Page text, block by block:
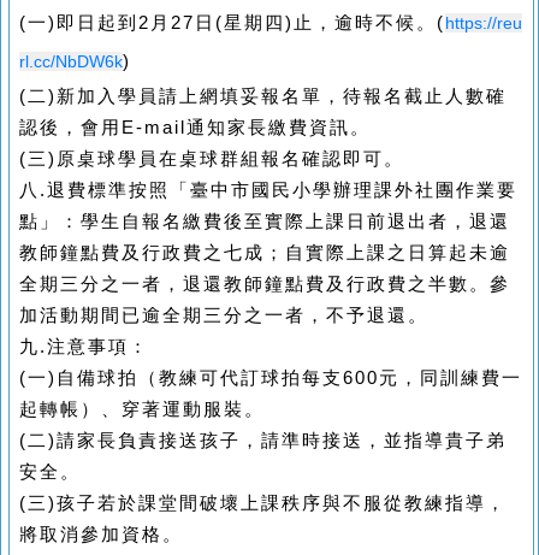
(一)即日起到2月27日(星期四)止，逾時不候。(https://reu
rl.cc/NbDW6k)
( 二)新加入學員請上網填妥報名單，待報名截止人數確
認後，會用E-mail通知家長繳費資訊。
(三)原桌球學員在桌球群組報名確認即可。
八.退費標準按照「臺中市國民小學辦理課外社團作業要
點」：學生自報名繳費後至實際上課日前退出者，退還
教師鐘點費及行政費之七成；自實際上課之日算起未逾
全期三分之一者，退還教師鐘點費及行政費之半數。參
加活動期間已逾全期三分之一者，不予退還。
九.注意事項：
(一)自備球拍（教練可代訂球拍每支600元，同訓練費一
起轉帳）、穿著運動服裝。
( 二)請家長負責接送孩子，請準時接送，並指導貴子弟
安全。
(三)孩子若於課堂間破壞上課秩序與不服從教練指導，
將取消參加資格。